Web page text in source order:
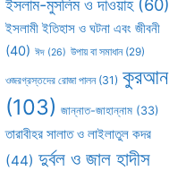
ইসলাম-মুসলিম ও দাওয়াহ(60)
ইসলামী ইতিহাস ও ঘটনা এবং জীবনী
(40) ঈদ (26) উপায় বা সমাধান(29)
ওজরগ্রস্তদের রোজা পালন(31) কুরআন
(103) জান্নাত-জাহান্নাম (33)
তারাবীহর সালাত ও লাইলাতুল কদর
(44) দুর্বল ও জাল হাদীস